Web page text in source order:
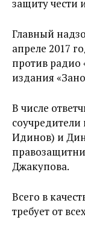
защиту чести
Главный
апреле 2017
против радио
издания
В числе
Идинов) и
Джакупова.
Всего в
требует от